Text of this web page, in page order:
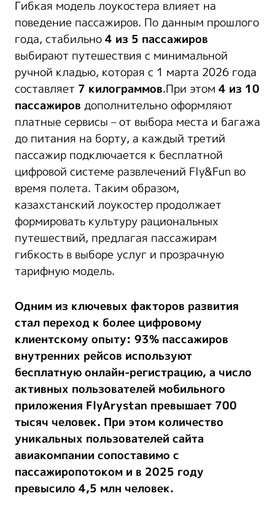
Гибкая модель лоукостера влияет на
поведение пассажиров. По данным прошлого
года, стабильно4 из 5 пассажиров
выбирают путешествия с минимальной
ручной кладью, которая с 1 марта 2026 года
составляет 7 килограммов.При этом 4 из 10
пассажиров дополнительно оформляют
платные сервисы – от выбора места и багажа
до питания на борту, а каждый третий
пассажир подключается к бесплатной
цифровой системе развлечений Fly&Fun во
время полета. Таким образом,
казахстанский лоукостер продолжает
формировать культуру рациональных
путешествий, предлагая пассажирам
гибкость в выборе услуг и прозрачную
тарифную модель.
Одним из ключевых факторов развития
стал переход к более цифровому
клиентскому опыту: 93% пассажиров
внутренних рейсов используют
бесплатную онлайн-регистрацию, а число
активных пользователей мобильного
приложения FlyArystan превышает 700
тысяч человек. При этом количество
уникальных пользователей сайта
авиакомпании сопоставимо с
пассажиропотоком и в 2025 году
превысило 4,5 млн человек.